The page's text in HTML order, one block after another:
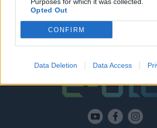
Opted Out
CONFIRM
Data Deletion Data Access
Μπίρμπα και τον Γιάννη Γκίκα ανήλθε
Ωστόσο ο υποψήφιος δήμαρχος Γιάννης
δελτίο Τύπου που εξέδωσε, κάνει λόγο
λανθασμένα αποτελέσματα από το
«σύμφωνα με […]
28.05.2019 - 16.37